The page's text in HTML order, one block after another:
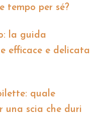
tempo per sé?
la guida
efficace e delicata
quale
una scia che duri